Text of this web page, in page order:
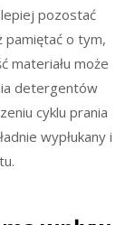
lepiej pozostać
pamiętać o tym,
materiału może
detergentów
cyklu prania
wypłukany i